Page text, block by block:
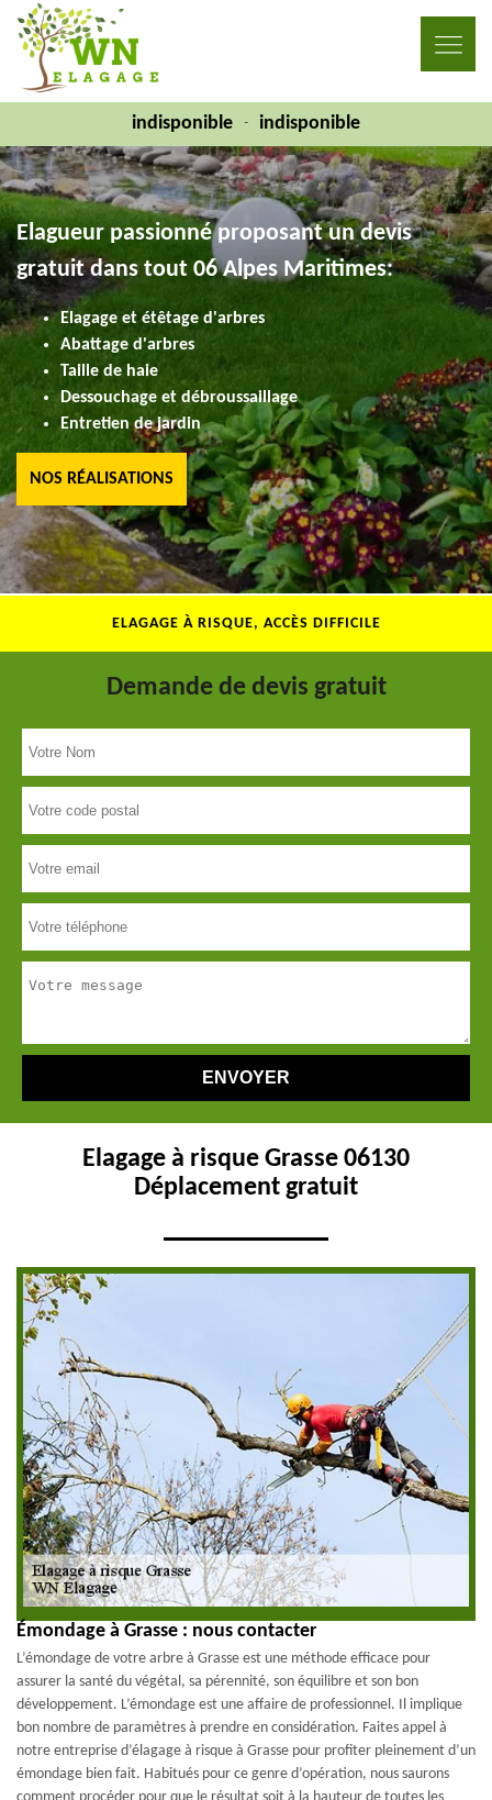
indisponible - indisponible
Elagueur passionné proposant un devis
gratuit dans tout 06 Alpes Maritimes:
Elagage et étêtage d'arbres
Abattage d'arbres
Taille de haie
Dessouchage et débroussaillage
Entretien de jardin
NOS RÉALISATIONS
ELAGAGE À RISQUE, ACCÈS DIFFICILE
Demande de devis gratuit
Elagage à risque Grasse 06130
Déplacement gratuit
Émondage à Grasse : nous contacter
L’émondage de votre arbre à Grasse est une méthode efficace pour
assurer la santé du végétal, sa pérennité, son équilibre et son bon
développement. L’émondage est une affaire de professionnel. Il implique
bon nombre de paramètres à prendre en considération. Faites appel à
notre entreprise d’élagage à risque à Grasse pour profiter pleinement d’un
émondage bien fait. Habitués pour ce genre d’opération, nous saurons